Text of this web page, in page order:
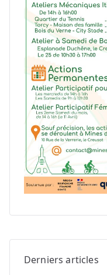
Derniers articles